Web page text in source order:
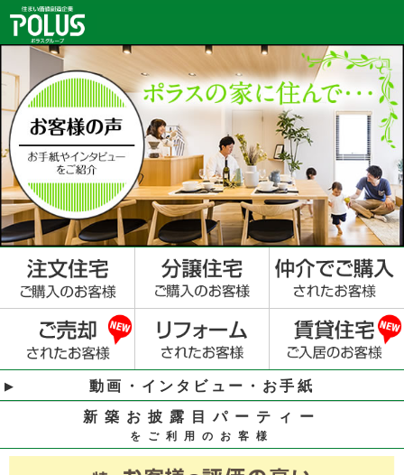
動画・インタビュー・お手紙
新築お披露目パーティー
をご利用のお客様